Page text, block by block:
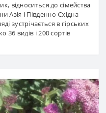
відноситься до сімейства
Азія і Південно-Східна
зустрічається в гірських
36 видів і 200 сортів